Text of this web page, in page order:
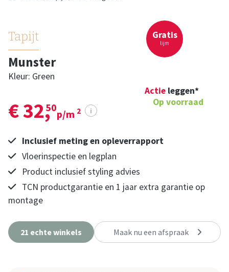
Tapijt
Munster
Kleur: Green
€ 32,
50
p/m 2 i
Actie leggen*
Op voorraad
Inclusief meting en opleverrapport
Vloerinspectie en legplan
Product inclusief styling advies
TCN productgarantie en 1 jaar extra garantie op
montage
21 echte winkels Maak nu een afspraak
Gratis
lijm